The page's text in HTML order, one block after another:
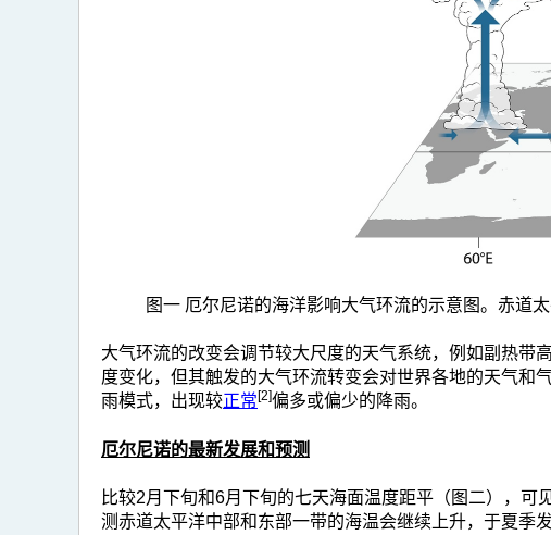
图一 厄尔尼诺的海洋影响大气环流的示意图。赤道
大气环流的改变会调节较大尺度的天气系统，例如副热带
度变化，但其触发的大气环流转变会对世界各地的天气和
雨模式，出现较正常[2]偏多或偏少的降雨。
厄尔尼诺的最新发展和预测
比较2月下旬和6月下旬的七天海面温度距平（图二），
测赤道太平洋中部和东部一带的海温会继续上升，于夏季